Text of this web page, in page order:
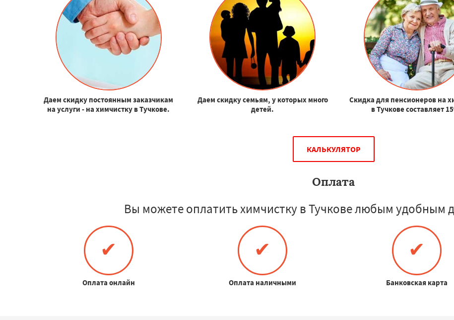
Даем скидку постоянным заказчикам
на услуги - на химчистку в Тучкове.
Даем скидку семьям, у которых много
детей.
Скидка для пенсионеров на
в Тучкове составляет
КАЛЬКУЛЯТОР
Оплата
Вы можете оплатить химчистку в Тучкове любым удобным
✔
Оплата онлайн
✔
Оплата наличными
✔
Банковская карта